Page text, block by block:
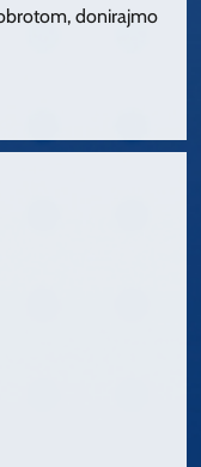
donirajmo